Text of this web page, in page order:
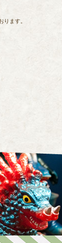
ります。